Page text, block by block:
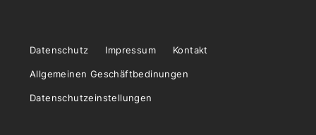
Datenschutz Impressum Kontakt
Allgemeinen Geschäftbedinungen
Datenschutzeinstellungen